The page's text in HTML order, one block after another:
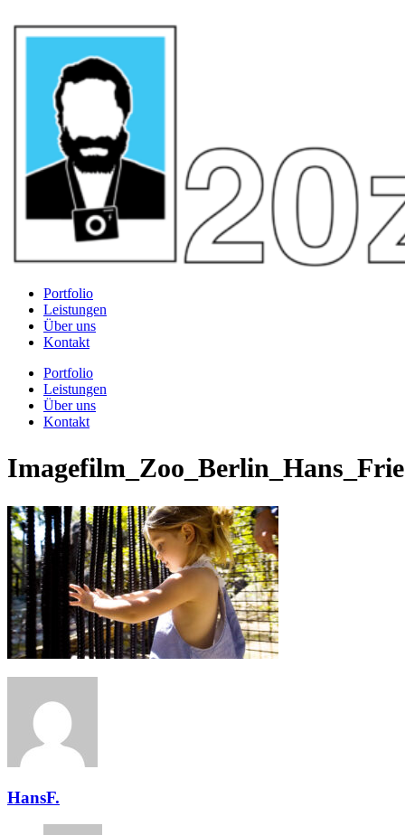
Portfolio
Leistungen
Über uns
Kontakt
Portfolio
Leistungen
Über uns
Kontakt
HansF.